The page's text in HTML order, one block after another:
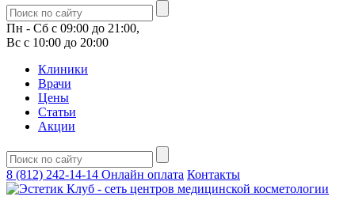
Пн - Сб с 09:00 до 21:00,
Вс с 10:00 до 20:00
Клиники
Врачи
Цены
Статьи
Акции
8 (812) 242-14-14 Онлайн оплата Контакты